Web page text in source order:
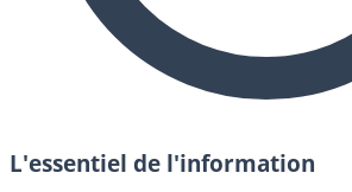
L'essentiel de l'information